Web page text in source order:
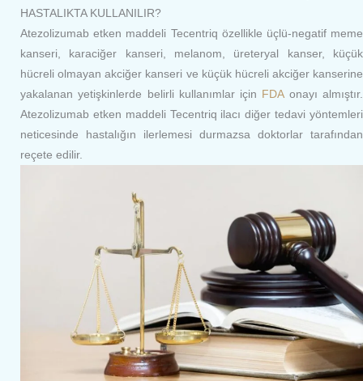
HASTALIKTA KULLANILIR?
Atezolizumab etken maddeli Tecentriq özellikle üçlü-negatif meme
kanseri, karaciğer kanseri, melanom, üreteryal kanser, küçük
hücreli olmayan akciğer kanseri ve küçük hücreli akciğer kanserine
yakalanan yetişkinlerde belirli kullanımlar için FDAonayı almıştır.
Atezolizumab etken maddeli Tecentriq ilacı diğer tedavi yöntemleri
neticesinde hastalığın ilerlemesi durmazsa doktorlar tarafından
reçete edilir.